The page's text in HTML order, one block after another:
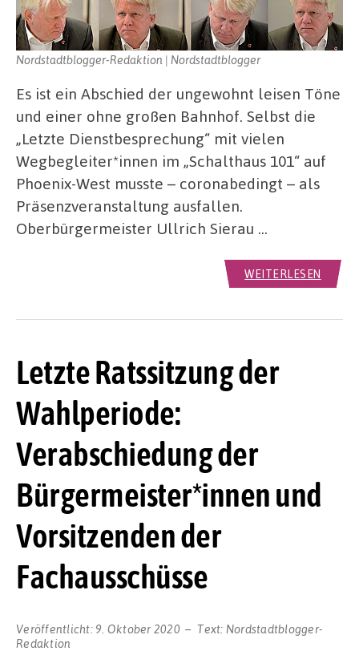
Nordstadtblogger-Redaktion | Nordstadtblogger
Es ist ein Abschied der ungewohnt leisen Töne
und einer ohne großen Bahnhof. Selbst die
„Letzte Dienstbesprechung“ mit vielen
Wegbegleiter*innen im „Schalthaus 101“ auf
Phoenix-West musste – coronabedingt – als
Präsenzveranstaltung ausfallen.
Oberbürgermeister Ullrich Sierau …
WEITERLESEN
Letzte Ratssitzung der
Wahlperiode:
Verabschiedung der
Bürgermeister*innen und
Vorsitzenden der
Fachausschüsse
Veröffentlicht: 9. Oktober 2020 Text: Nordstadtblogger-
Redaktion